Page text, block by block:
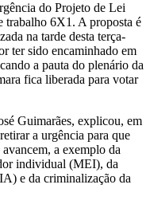
do Projeto de Lei
trabalho 6X1. A proposta é
na tarde desta terça-
ter sido encaminhado em
a pauta do plenário da
fica liberada para votar
Guimarães, explicou, em
a urgência para que
a exemplo da
individual (MEI), da
e da criminalização da